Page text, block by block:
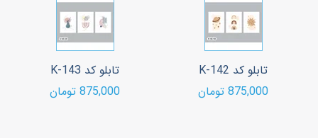
تابلو کد K-142
875,000 تومان
تابلو کد K-143
875,000 تومان